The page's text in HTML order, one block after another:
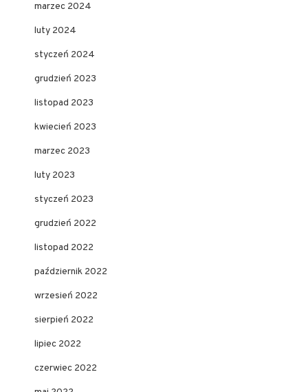
marzec 2024
luty 2024
styczeń 2024
grudzień 2023
listopad 2023
kwiecień 2023
marzec 2023
luty 2023
styczeń 2023
grudzień 2022
listopad 2022
październik 2022
wrzesień 2022
sierpień 2022
lipiec 2022
czerwiec 2022